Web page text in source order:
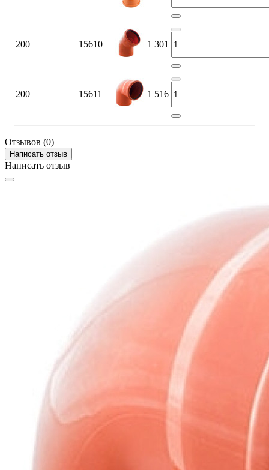
200 15610 1 301
200 15611 1 516
Отзывов (0)
Написать отзыв
Написать отзыв